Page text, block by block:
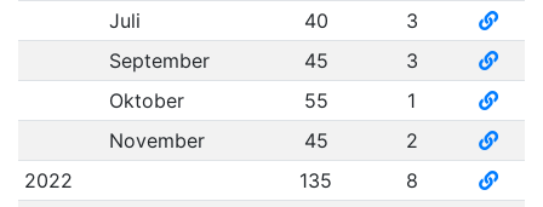
Juli
40
3
September
45
3
Oktober
55
1
November
45
2
2022
135
8